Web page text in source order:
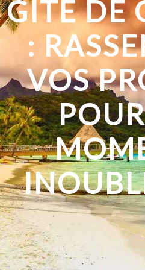
GÎTE DE
:
VOS